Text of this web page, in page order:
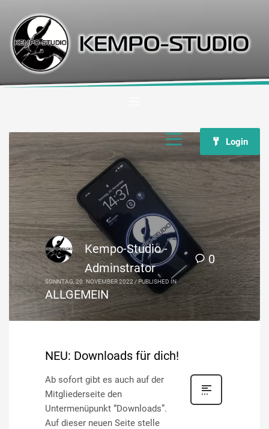
Login
0
Kempo-Studio -
Adminstrator
SONNTAG, 20. NOVEMBER 2022 /PUBLISHED IN
ALLGEMEIN
NEU: Downloads für dich!
Ab sofort gibt es auch auf der
Mitgliederseite den
Untermenüpunkt “Downloads”.
Auf dieser neuen Seite stelle